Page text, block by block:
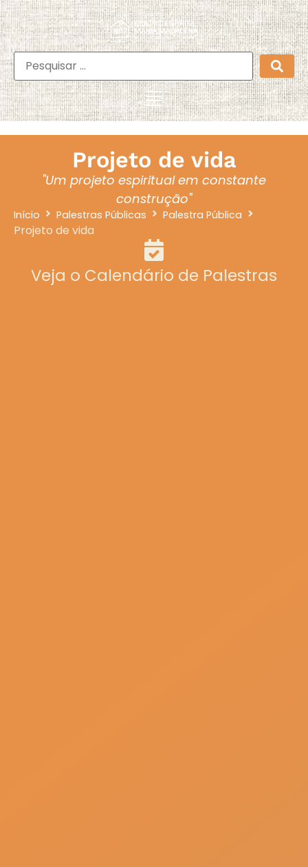
Projeto de vida
"Um projeto espiritual em constante
construção"
Início Palestras Públicas Palestra Pública
Projeto de vida
Veja o Calendário de Palestras